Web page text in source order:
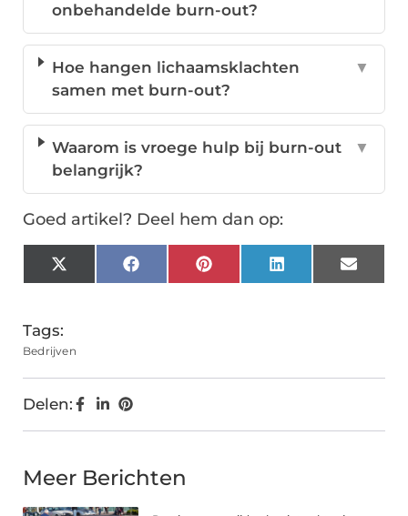
onbehandelde burn-out?
Hoe hangen lichaamsklachten
samen met burn-out?
▼
Waarom is vroege hulp bij burn-out
belangrijk?
▼
Goed artikel? Deel hem dan op:
X
(Twitter)
FacebookPinterestLinkedInEmail
Tags:
Bedrijven
Delen:
Meer Berichten